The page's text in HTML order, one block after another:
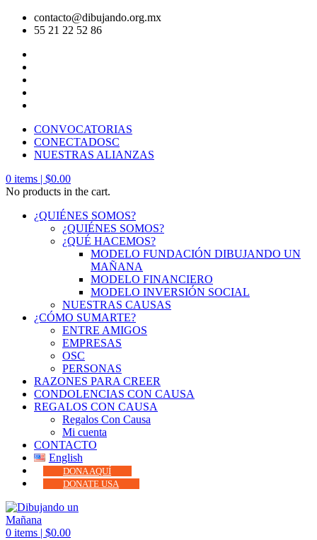
contacto@dibujando.org.mx
55 21 22 52 86
CONVOCATORIAS
CONECTADOSC
NUESTRAS ALIANZAS
0 items | $0.00
No products in the cart.
¿QUIÉNES SOMOS?
¿QUIÉNES SOMOS?
¿QUÉ HACEMOS?
MODELO FUNDACIÓN DIBUJANDO UN
MAÑANA
MODELO FINANCIERO
MODELO INVERSIÓN SOCIAL
NUESTRAS CAUSAS
¿CÓMO SUMARTE?
ENTRE AMIGOS
EMPRESAS
OSC
PERSONAS
RAZONES PARA CREER
CONDOLENCIAS CON CAUSA
REGALOS CON CAUSA
Regalos Con Causa
Mi cuenta
CONTACTO
English
DONA AQUÍ
DONATE USA
0 items | $0.00